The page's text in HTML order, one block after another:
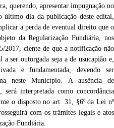
querendo, apresentar impugnação no
último dia da publicação deste edital,
a perda de eventual direito que o
da Regularização Fundiária, nos
2017, ciente de que a notificação não
ser outorgada seja a de usucapião e,
e fundamentada, devendo ser
neste Município. A ausência de
interpretada como concordância
o disposto no art. 31, §6º da Lei nº
com os trâmites legais e atos
Fundiária.